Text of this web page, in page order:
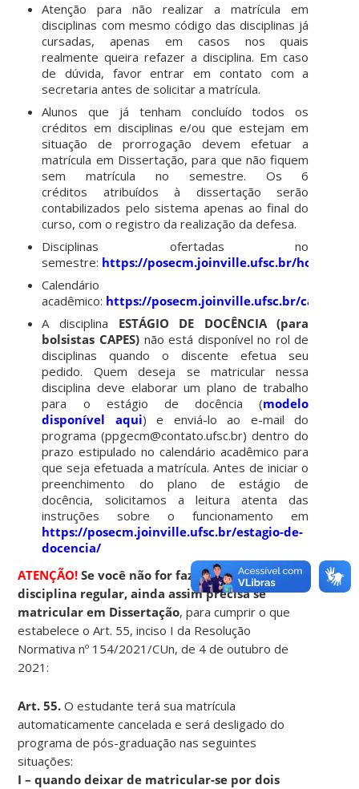
Atenção para não realizar a matrícula em
disciplinas com mesmo código das disciplinas já
cursadas, apenas em casos nos quais
realmente queira refazer a disciplina. Em caso
de dúvida, favor entrar em contato com a
secretaria antes de solicitar a matrícula.
Alunos que já tenham concluído todos os
créditos em disciplinas e/ou que estejam em
situação de prorrogação devem efetuar a
matrícula em Dissertação, para que não fiquem
sem matrícula no semestre. Os 6
créditos atribuídos à dissertação serão
contabilizados pelo sistema apenas ao final do
curso, com o registro da realização da defesa.
Disciplinas ofertadas no
semestre: https://posecm.joinville.ufsc.br/horario
Calendário
acadêmico: https://posecm.joinville.ufsc.br/
A disciplina ESTÁGIO DE DOCÊNCIA (para
bolsistas CAPES)não está disponível no rol de
disciplinas quando o discente efetua seu
pedido. Quem deseja se matricular nessa
disciplina deve elaborar um plano de trabalho
para o estágio de docência (modelo
disponível aqui) e enviá-lo ao e-mail do
programa (ppgecm@contato.ufsc.br) dentro do
prazo estipulado no calendário acadêmico para
que seja efetuada a matrícula. Antes de iniciar o
preenchimento do plano de estágio de
docência, solicitamos a leitura atenta das
instruções sobre o funcionamento em
https://posecm.joinville.ufsc.br/estagio-de-
docencia/
ATENÇÃO! Se você não for fazer nenhuma
disciplina regular, ainda assim precisa se
matricular em Dissertação, para cumprir o que
estabelece o Art. 55, inciso I da Resolução
Normativa nº 154/2021/CUn, de 4 de outubro de
2021:
Art. 55. O estudante terá sua matrícula
automaticamente cancelada e será desligado do
programa de pós-graduação nas seguintes
situações:
I – quando deixar de matricular-se por dois